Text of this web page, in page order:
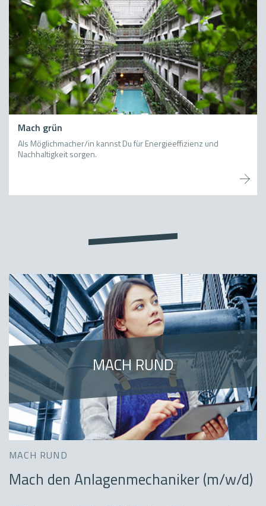
Mach grün
Als Möglichmacher/in kannst Du für Energieeffizienz und
Nachhaltigkeit sorgen.
MACH RUND
Mach den Anlagenmechaniker (m/w/d)
MACH RUND